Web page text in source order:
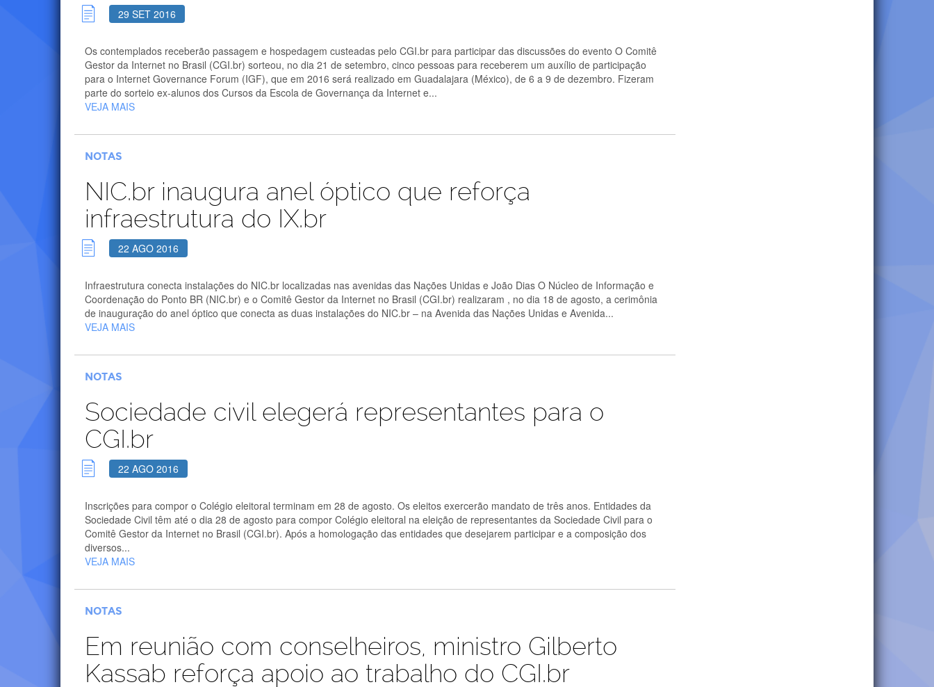
29 SET 2016
Os contemplados receberão passagem e hospedagem custeadas pelo CGI.br para participar das discussões do evento O Comitê
Gestor da Internet no Brasil (CGI.br) sorteou, no dia 21 de setembro, cinco pessoas para receberem um auxílio de participação
para o Internet Governance Forum (IGF), que em 2016 será realizado em Guadalajara (México), de 6 a 9 de dezembro. Fizeram
parte do sorteio ex-alunos dos Cursos da Escola de Governança da Internet e...
VEJA MAIS
NOTAS
NIC.br inaugura anel óptico que reforça
infraestrutura do IX.br
22 AGO 2016
Infraestrutura conecta instalações do NIC.br localizadas nas avenidas das Nações Unidas e João Dias O Núcleo de Informação e
Coordenação do Ponto BR (NIC.br) e o Comitê Gestor da Internet no Brasil (CGI.br) realizaram , no dia 18 de agosto, a cerimônia
de inauguração do anel óptico que conecta as duas instalações do NIC.br – na Avenida das Nações Unidas e Avenida...
VEJA MAIS
NOTAS
Sociedade civil elegerá representantes para o
CGI.br
22 AGO 2016
Inscrições para compor o Colégio eleitoral terminam em 28 de agosto. Os eleitos exercerão mandato de três anos. Entidades da
Sociedade Civil têm até o dia 28 de agosto para compor Colégio eleitoral na eleição de representantes da Sociedade Civil para o
Comitê Gestor da Internet no Brasil (CGI.br). Após a homologação das entidades que desejarem participar e a composição dos
diversos...
VEJA MAIS
NOTAS
Em reunião com conselheiros, ministro Gilberto
Kassab reforça apoio ao trabalho do CGI.br